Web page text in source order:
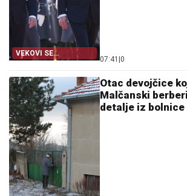
VEKOVI SE
ODUZIMAJU ZA DAN
07:41 0
Otac devojčice
Malčanski
detalje iz bolnice